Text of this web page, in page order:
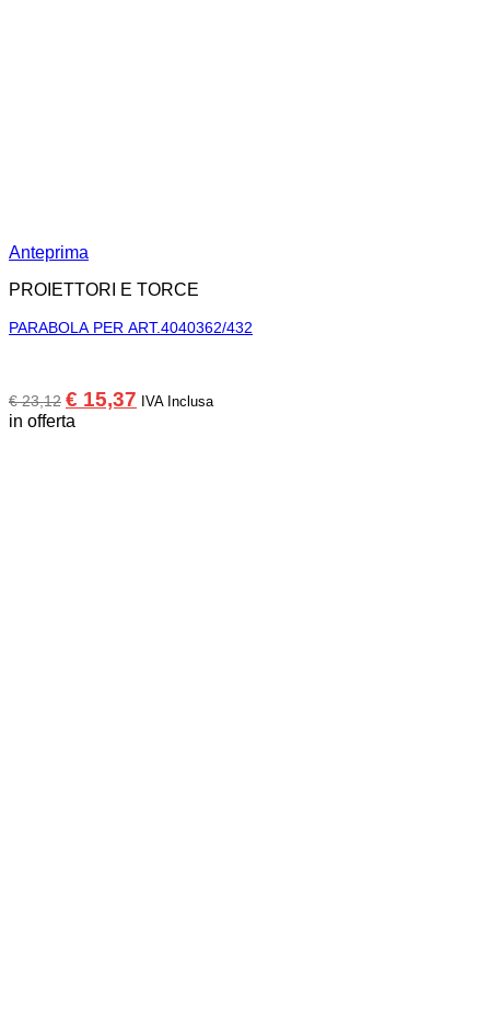
Anteprima
PROIETTORI E TORCE
PARABOLA PER ART.4040362/432
€23,12 Il
prezzo
€ 15,37 IlIVA Inclusa
in offerta